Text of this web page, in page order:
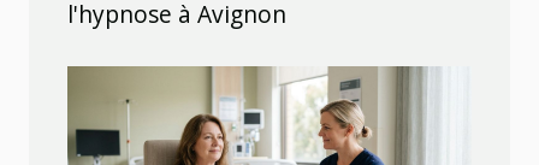
l'hypnose à Avignon